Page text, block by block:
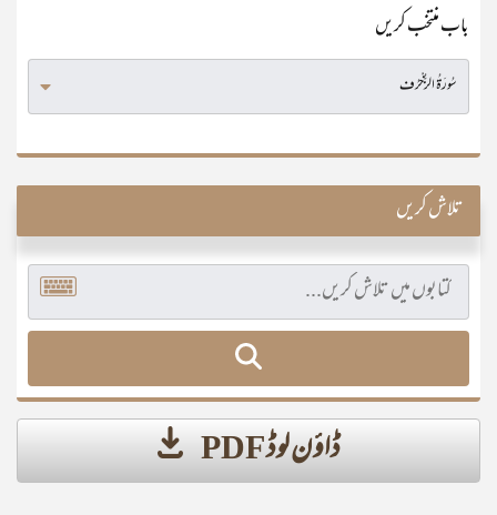
باب منتخب کریں
تلاش کریں
ڈاؤن لوڈ PDF